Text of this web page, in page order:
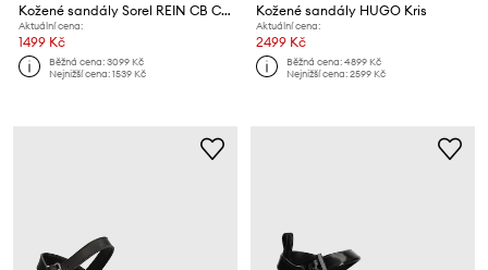
Kožené sandály Sorel REIN CB CRISSCROSS
Aktuální cena:
1499 Kč
Běžná cena:3099 Kč
Nejnižší cena:1539 Kč
Kožené sandály HUGO Kris
Aktuální cena:
2499 Kč
Běžná cena:4899 Kč
Nejnižší cena:2599 Kč